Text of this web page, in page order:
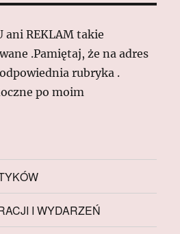
ani REKLAM takie
.Pamiętaj, że na adres
rubryka .
po moim
I WYDARZEŃ